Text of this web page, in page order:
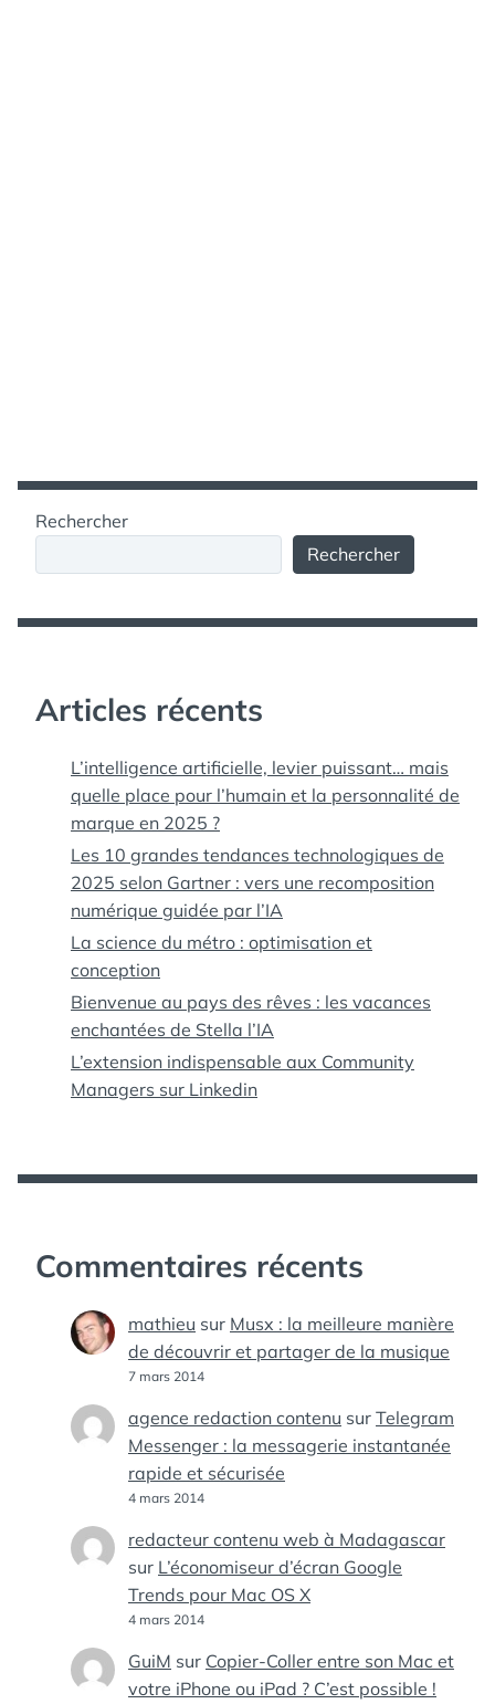
Rechercher
Rechercher
Articles récents
L’intelligence artificielle, levier puissant… mais
quelle place pour l’humain et la personnalité de
marque en 2025 ?
Les 10 grandes tendances technologiques de
2025 selon Gartner : vers une recomposition
numérique guidée par l’IA
La science du métro : optimisation et
conception
Bienvenue au pays des rêves : les vacances
enchantées de Stella l’IA
L’extension indispensable aux Community
Managers sur Linkedin
Commentaires récents
mathieu sur Musx : la meilleure manière
de découvrir et partager de la musique
7 mars 2014
agence redaction contenu sur Telegram
Messenger : la messagerie instantanée
rapide et sécurisée
4 mars 2014
redacteur contenu web à Madagascar
sur L’économiseur d’écran Google
Trends pour Mac OS X
4 mars 2014
GuiM sur Copier-Coller entre son Mac et
votre iPhone ou iPad ? C’est possible !